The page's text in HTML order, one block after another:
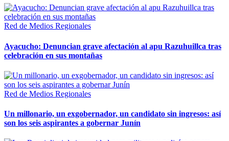
Red de Medios Regionales
Ayacucho: Denuncian grave afectación al apu Razuhuillca tras
celebración en sus montañas
Red de Medios Regionales
Un millonario, un exgobernador, un candidato sin ingresos: así
son los seis aspirantes a gobernar Junín